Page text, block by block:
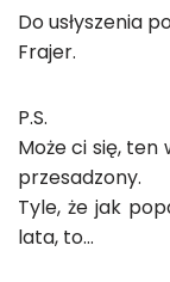
Do usłyszenia
Frajer.
P.S.
Może ci się,
przesadzony.
Tyle, że jak
lata, to…